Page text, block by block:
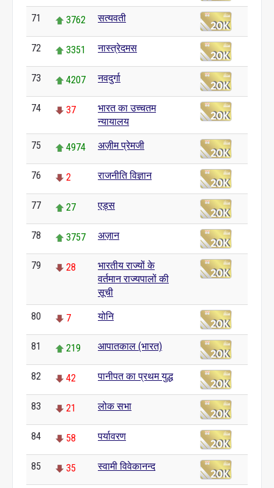
71 3762 सत्यवती
72 3351 नास्त्रेदमस
73 4207 नवदुर्गा
74 37
भारत का उच्चतम
न्यायालय
75 4974 अज़ीम प्रेमजी
76 2 राजनीति विज्ञान
77 27 एड्स
78 3757 अज़ान
79 28
भारतीय राज्यों के
वर्तमान राज्यपालों की
सूची
80 7 योनि
81 219 आपातकाल (भारत)
82 42 पानीपत का प्रथम युद्ध
83 21 लोक सभा
84 58 पर्यावरण
85 35 स्वामी विवेकानन्द